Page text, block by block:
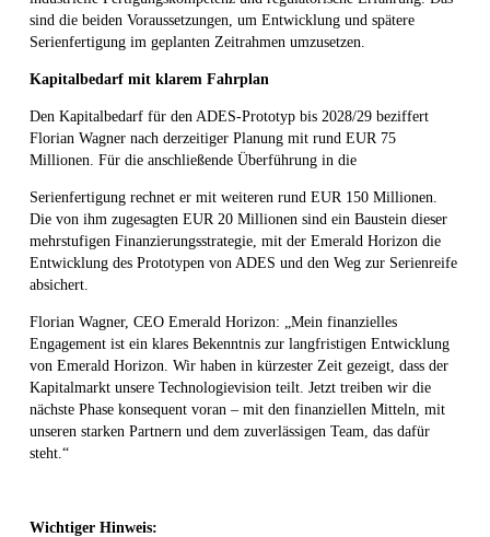
sind die beiden Voraussetzungen, um Entwicklung und spätere
Serienfertigung im geplanten Zeitrahmen umzusetzen.
Kapitalbedarf mit klarem Fahrplan
Den Kapitalbedarf für den ADES-Prototyp bis 2028/29 beziffert
Florian Wagner nach derzeitiger Planung mit rund EUR 75
Millionen. Für die anschließende Überführung in die
Serienfertigung rechnet er mit weiteren rund EUR 150 Millionen.
Die von ihm zugesagten EUR 20 Millionen sind ein Baustein dieser
mehrstufigen Finanzierungsstrategie, mit der Emerald Horizon die
Entwicklung des Prototypen von ADES und den Weg zur Serienreife
absichert.
Florian Wagner, CEO Emerald Horizon: „Mein finanzielles
Engagement ist ein klares Bekenntnis zur langfristigen Entwicklung
von Emerald Horizon. Wir haben in kürzester Zeit gezeigt, dass der
Kapitalmarkt unsere Technologievision teilt. Jetzt treiben wir die
nächste Phase konsequent voran – mit den finanziellen Mitteln, mit
unseren starken Partnern und dem zuverlässigen Team, das dafür
steht.“
Wichtiger Hinweis: